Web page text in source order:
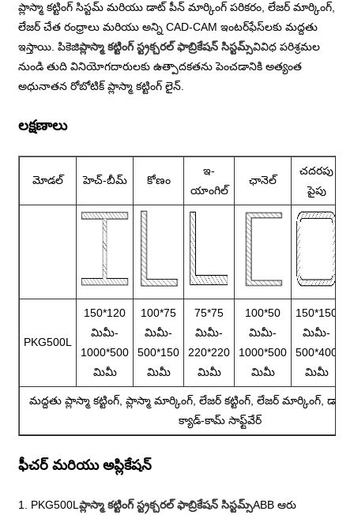
ప్లాస్మా కట్టింగ్ సిస్టమ్ మరియు డాట్ పీన్ మార్కింగ్ పరికరం, లేజర్ మార్కింగ్,
లేజర్ చేత రంధ్రాలు మరియు అన్ని CAD-CAM ఇంటర్‌ఫేస్‌లకు మద్దతు
ఇస్తాయి. పికెజిప్లాస్మా కట్టింగ్ స్ట్రక్చరల్ ఫాబ్రికేషన్ సిస్టమ్స్వివిధ పరిశ్రమల
నుండి తుది వినియోగదారులకు ఉత్పాదకతను పెంచడానికి అత్యంత
అధునాతన రోబోటిక్ ప్లాస్మా కట్టింగ్ లైన్.
లక్షణాలు
మోడల్ హెచ్-బీమ్ కోణం
ఇ-
యాంగిల్
ఛానెల్
చదరపు
పైపు
PKG500L
150*120
మిమీ-
1000*500
మిమీ
100*75
మిమీ-
500*150
మిమీ
75*75
మిమీ-
220*220
మిమీ
100*50
మిమీ-
1000*500
మిమీ
150*150
మిమీ-
500*400
మిమీ
మద్దతు ప్లాస్మా కట్టింగ్, ప్లాస్మా మార్కింగ్, లేజర్ కట్టింగ్, లేజర్ మార్కింగ్,
క్యాడ్-కామ్ సాఫ్ట్‌వేర్
ఫీచర్ మరియు అప్లికేషన్
1. PKG500Lప్లాస్మా కట్టింగ్ స్ట్రక్చరల్ ఫాబ్రికేషన్ సిస్టమ్స్ABB ఆరు